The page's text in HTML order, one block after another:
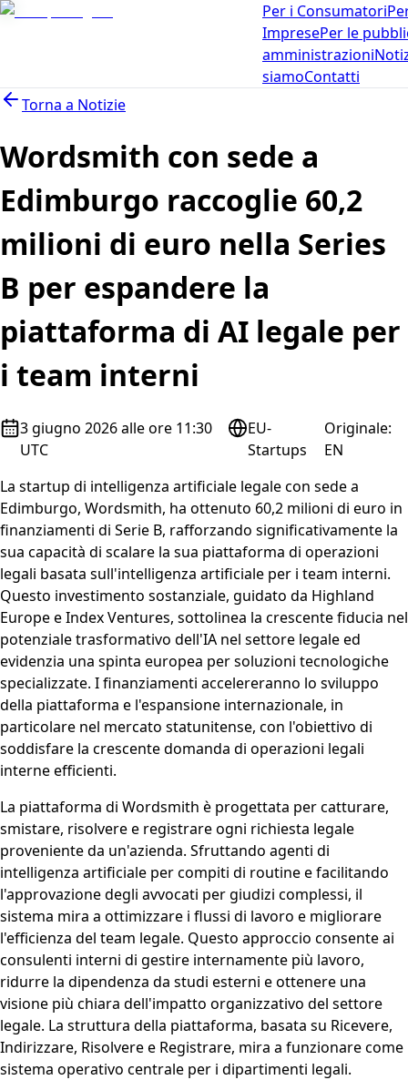
Per i Consumatori
ImpresePer le
amministrazioni
siamoContatti
Torna a Notizie
Wordsmith con sede a
Edimburgo raccoglie 60,2
milioni di euro nella Series
B per espandere la
piattaforma di AI legale per
i team interni
3 giugno 2026 alle ore 11:30
UTC
EU-
Startups
Originale:
EN
La startup di intelligenza artificiale legale con sede a
Edimburgo, Wordsmith, ha ottenuto 60,2 milioni di euro in
finanziamenti di Serie B, rafforzando significativamente la
sua capacità di scalare la sua piattaforma di operazioni
legali basata sull'intelligenza artificiale per i team interni.
Questo investimento sostanziale, guidato da Highland
Europe e Index Ventures, sottolinea la crescente fiducia nel
potenziale trasformativo dell'IA nel settore legale ed
evidenzia una spinta europea per soluzioni tecnologiche
specializzate. I finanziamenti accelereranno lo sviluppo
della piattaforma e l'espansione internazionale, in
particolare nel mercato statunitense, con l'obiettivo di
soddisfare la crescente domanda di operazioni legali
interne efficienti.
La piattaforma di Wordsmith è progettata per catturare,
smistare, risolvere e registrare ogni richiesta legale
proveniente da un'azienda. Sfruttando agenti di
intelligenza artificiale per compiti di routine e facilitando
l'approvazione degli avvocati per giudizi complessi, il
sistema mira a ottimizzare i flussi di lavoro e migliorare
l'efficienza del team legale. Questo approccio consente ai
consulenti interni di gestire internamente più lavoro,
ridurre la dipendenza da studi esterni e ottenere una
visione più chiara dell'impatto organizzativo del settore
legale. La struttura della piattaforma, basata su Ricevere,
Indirizzare, Risolvere e Registrare, mira a funzionare come
sistema operativo centrale per i dipartimenti legali.